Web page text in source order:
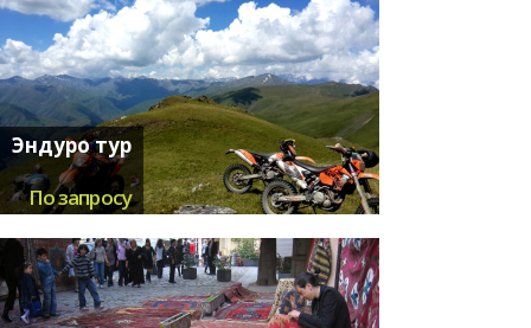
Эндуро тур
По запросу